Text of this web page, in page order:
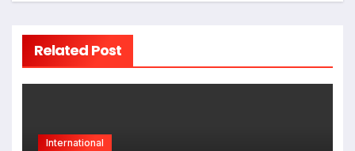
Related Post
International